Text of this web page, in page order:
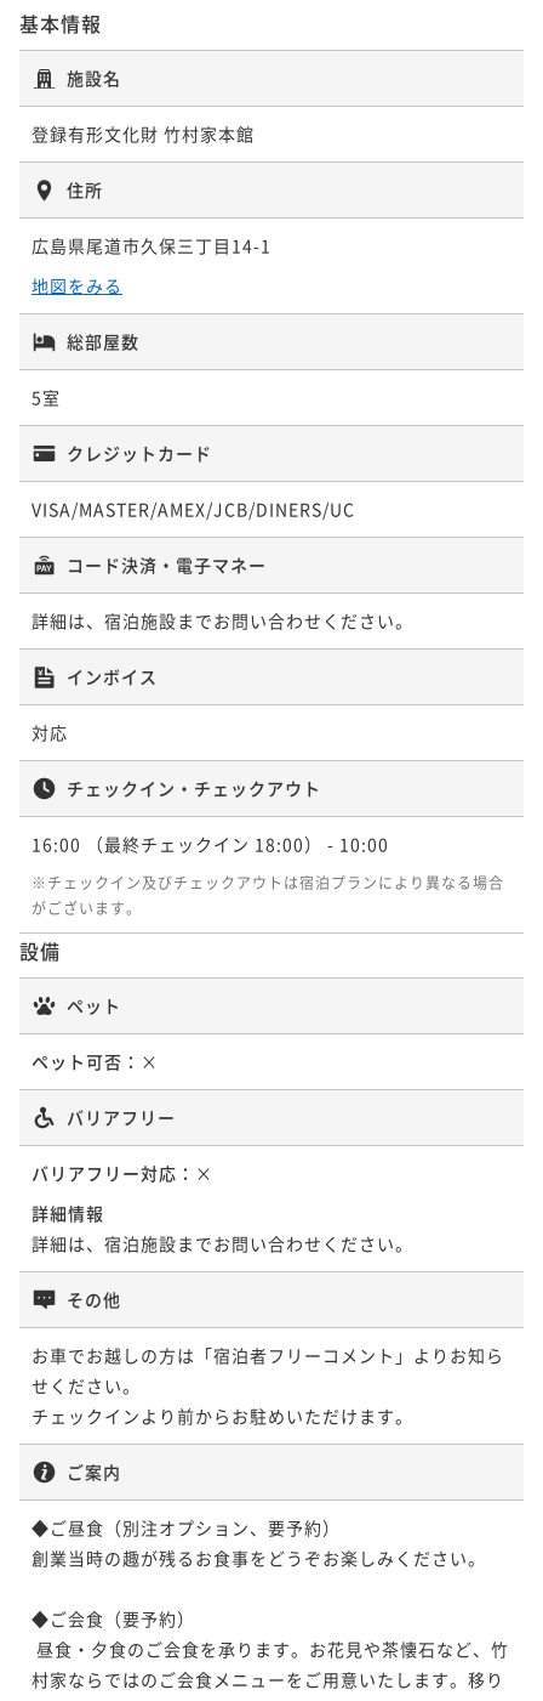
基本情報
施設名
登録有形文化財 竹村家本館
住所
広島県尾道市久保三丁目14-1
地図をみる
総部屋数
5室
クレジットカード
VISA/MASTER/AMEX/JCB/DINERS/UC
コード決済・電子マネー
詳細は、宿泊施設までお問い合わせください。
インボイス
対応
チェックイン・チェックアウト
16:00 （最終チェックイン 18:00） - 10:00
※チェックイン及びチェックアウトは宿泊プランにより異なる場合
がございます。
設備
ペット
ペット可否： ×
バリアフリー
バリアフリー対応： ×
詳細情報
詳細は、宿泊施設までお問い合わせください。
その他
お車でお越しの方は「宿泊者フリーコメント」よりお知ら
せください。
チェックインより前からお駐めいただけます。
ご案内
◆ご昼食（別注オプション、要予約）
創業当時の趣が残るお食事をどうぞお楽しみください。
◆ご会食（要予約）
村家ならではのご会食メニューをご用意いたします。移り